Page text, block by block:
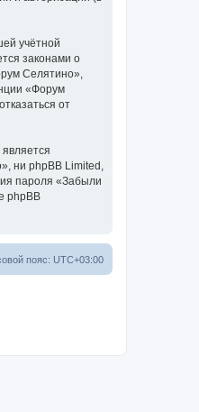
учётной
законами о
Селятино»,
«Форум
от
ни phpBB Limited,
пароля «Забыли
phpBB
пояс: UTC+03:00